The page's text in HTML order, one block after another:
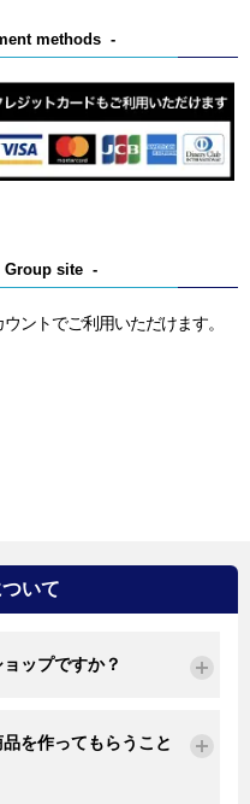
methods
Group site
ントでご利用いただけます。
いて
ップですか？
を作ってもらうこと